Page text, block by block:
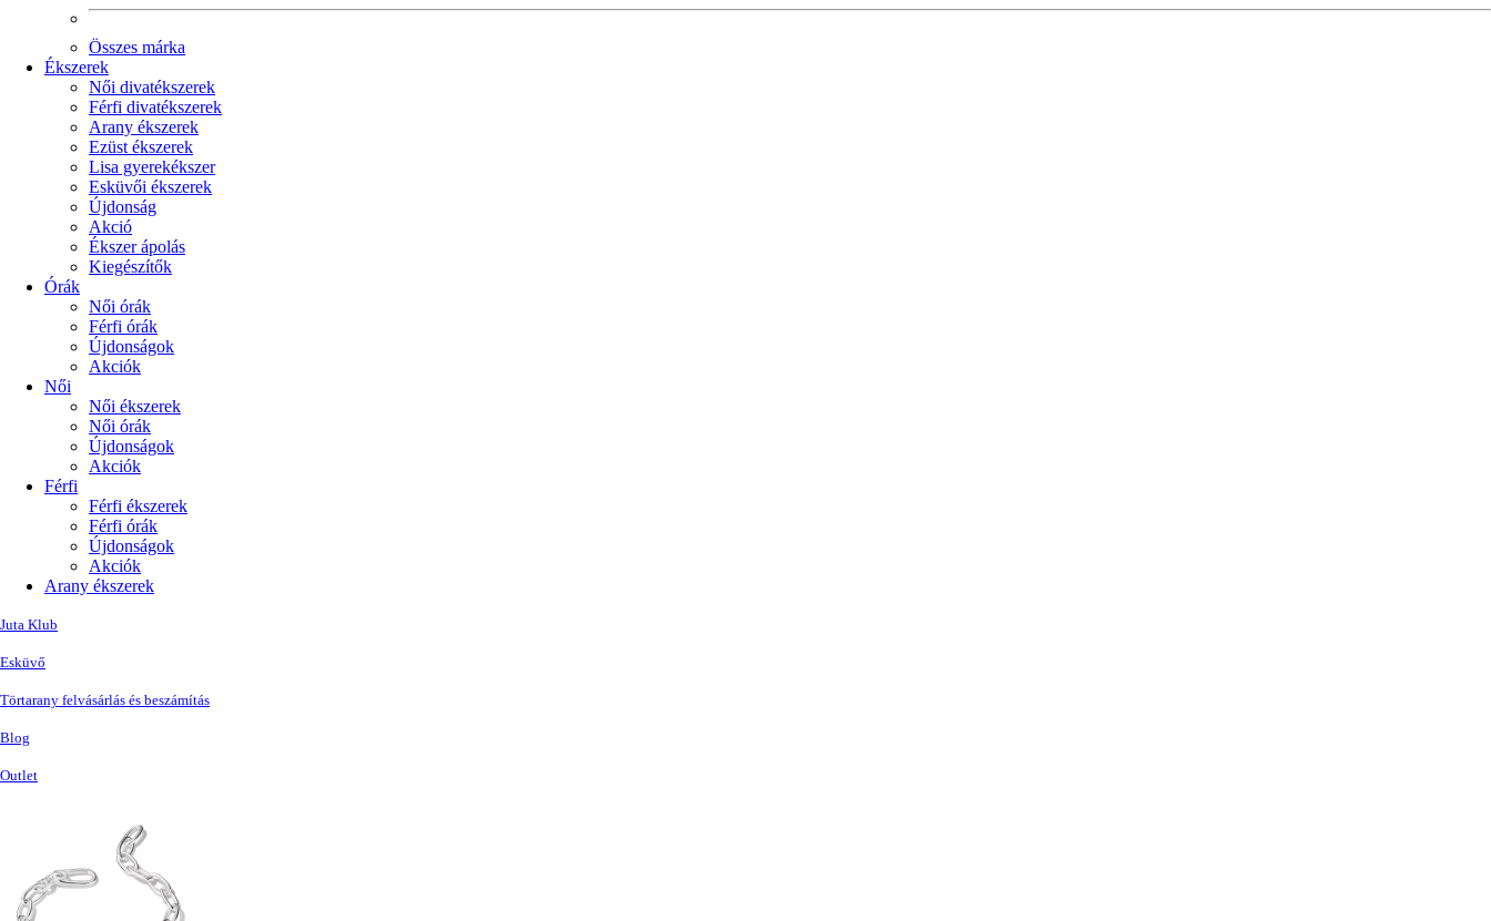
Összes márka
Ékszerek
Női divatékszerek
Férfi divatékszerek
Arany ékszerek
Ezüst ékszerek
Lisa gyerekékszer
Esküvői ékszerek
Újdonság
Akció
Ékszer ápolás
Kiegészítők
Órák
Női órák
Férfi órák
Újdonságok
Akciók
Női
Női ékszerek
Női órák
Újdonságok
Akciók
Férfi
Férfi ékszerek
Férfi órák
Újdonságok
Akciók
Arany ékszerek
Juta Klub
Esküvő
Törtarany felvásárlás és beszámítás
Blog
Outlet